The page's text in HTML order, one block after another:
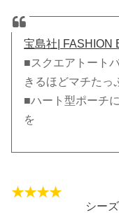
宝島社| FASHION
■スクエアトート
きるほどマチたっ
■ハート型ポーチ
を
シーズ